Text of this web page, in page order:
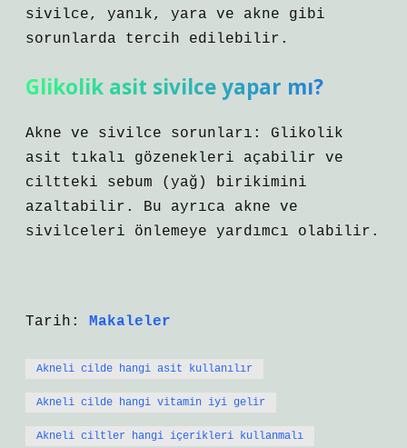
sivilce, yanık, yara ve akne gibi
sorunlarda tercih edilebilir.
Glikolik asit sivilce yapar mı?
Akne ve sivilce sorunları: Glikolik
asit tıkalı gözenekleri açabilir ve
ciltteki sebum (yağ) birikimini
azaltabilir. Bu ayrıca akne ve
sivilceleri önlemeye yardımcı olabilir.
Tarih: Makaleler
Akneli cilde hangi asit kullanılır
Akneli cilde hangi vitamin iyi gelir
Akneli ciltler hangi içerikleri kullanmalı